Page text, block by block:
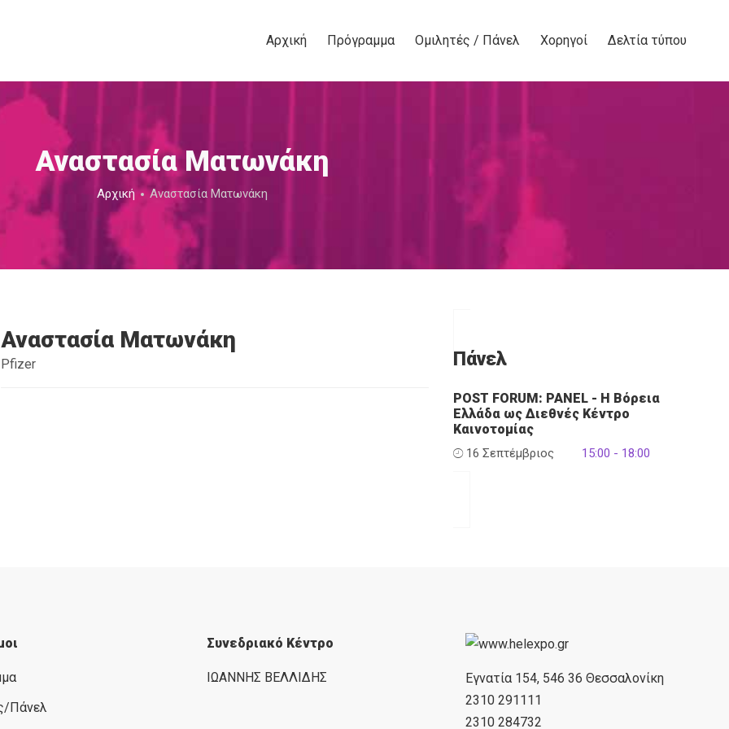
Αρχική Πρόγραμμα Ομιλητές / Πάνελ Χορηγοί Δελτία τύπου
Αναστασία Ματωνάκη
Αρχική Αναστασία Ματωνάκη
Αναστασία Ματωνάκη
Pfizer Πάνελ
POST FORUM: PANEL - Η Βόρεια
Ελλάδα ως Διεθνές Κέντρο
Καινοτομίας
16 Σεπτέμβριος 15:00 - 18:00
Πάνελ
Συνεδριακό Κέντρο
ΙΩΑΝΝΗΣ ΒΕΛΛΙΔΗΣ
Εγνατία 154, 546 36 Θεσσαλονίκη
2310 291111
2310 284732